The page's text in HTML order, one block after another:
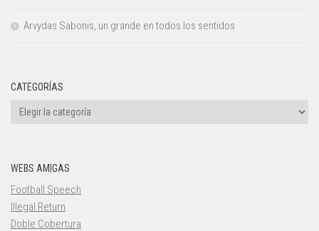
Arvydas Sabonis, un grande en todos los sentidos
CATEGORÍAS
Categorías
WEBS AMIGAS
Football Speech
Illegal Return
Doble Cobertura